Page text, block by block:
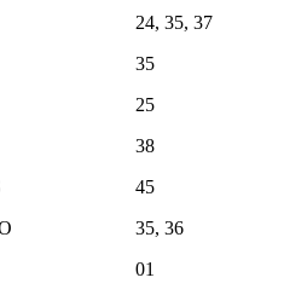
24, 35, 37
35
25
38
45
35, 36
01